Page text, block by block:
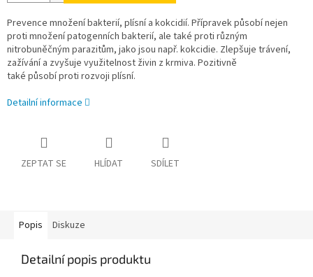
Prevence množení bakterií, plísní a kokcidií. Přípravek působí nejen
proti množení patogenních bakterií, ale také proti různým
nitrobuněčným parazitům, jako jsou např. kokcidie. Zlepšuje trávení,
zažívání a zvyšuje využitelnost živin z krmiva. Pozitivně
také působí proti rozvoji plísní.
Detailní informace
ZEPTAT SE HLÍDAT SDÍLET
Popis Diskuze
Detailní popis produktu